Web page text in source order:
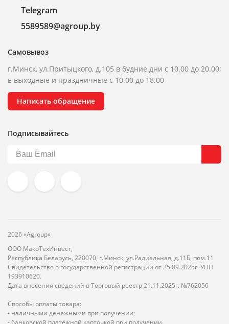
Telegram
5589589@agroup.by
Самовывоз
г.Минск, ул.Притыцкого, д.105 в будние дни с 10.00 до 20.00;
в выходные и праздничные с 10.00 до 18.00
Написать обращение
Подписывайтесь
2026 «Agroup»
ООО МакоТехИнвест,
Республика Беларусь, 220070, г.Минск, ул.Радиальная, д.11Б, пом.11
Свидетельство о государственной регистрации от 25.09.2025г. УНП
193910620.
Дата внесения сведений в Торговый реестр 21.11.2025г. №762056
Способы оплаты товара:
- наличными денежными при получении;
- банковской платёжной карточкой при получении.